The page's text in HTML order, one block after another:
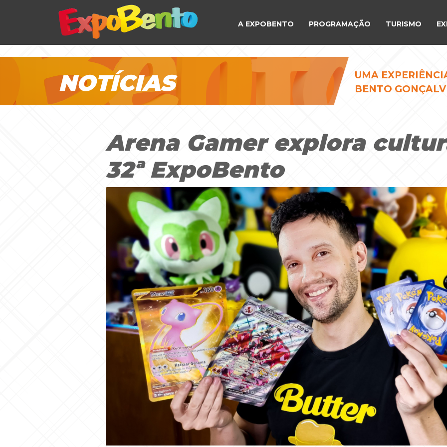
A EXPOBENTO PROGRAMAÇÃO TURISMO
NOTÍCIAS
UMA
BENTO
Arena Gamer explora
32ª ExpoBento